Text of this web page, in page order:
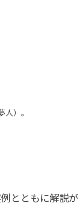
）。
とともに解説が